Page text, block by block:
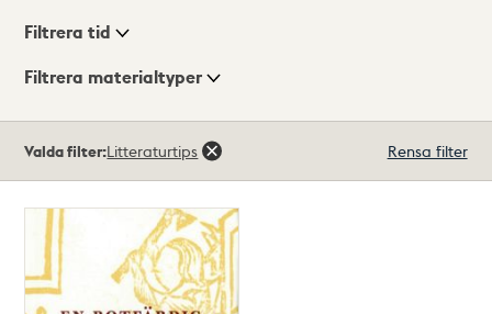
Visningsläge
Filtrera tid
Filtrera materialtyper
träffar
Valda filter:Litteraturtips Rensa filter